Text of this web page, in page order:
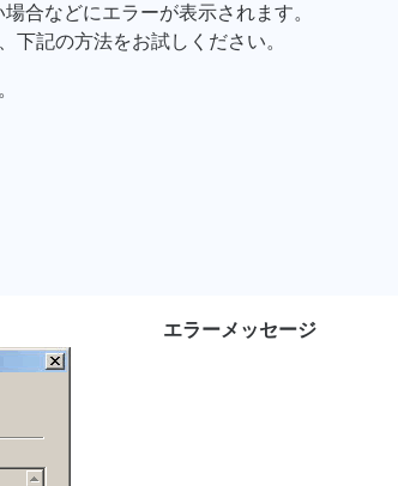
合などにエラーが表示されます。
下記の方法をお試しください。
エラーメッセージ